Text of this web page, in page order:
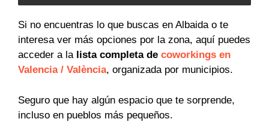
Si no encuentras lo que buscas en Albaida o te
interesa ver más opciones por la zona, aquí puedes
acceder a lalista completa de coworkings en
Valencia / València, organizada por municipios.
Seguro que hay algún espacio que te sorprende,
incluso en pueblos más pequeños.